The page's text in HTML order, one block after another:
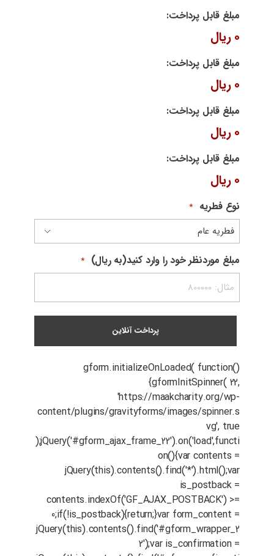
مبلغ قابل پرداخت:
۰ ریال
مبلغ قابل پرداخت:
۰ ریال
مبلغ قابل پرداخت:
۰ ریال
مبلغ قابل پرداخت:
۰ ریال
نوع فطریه *
مبلغ موردنظر خود را وارد کنید(به ریال) *
gform.initializeOnLoaded( function()
{gformInitSpinner( 22,
'https://maakcharity.org/wp-
content/plugins/gravityforms/images/spinner.s
vg', true
);jQuery('#gform_ajax_frame_22').on('load',functi
on(){var contents =
jQuery(this).contents().find('*').html();var
is_postback =
contents.indexOf('GF_AJAX_POSTBACK') >=
0;if(!is_postback){return;}var form_content =
jQuery(this).contents().find('#gform_wrapper_2
2');var is_confirmation =